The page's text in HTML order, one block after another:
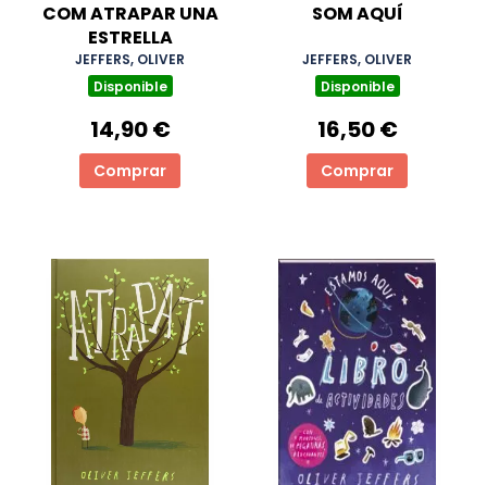
COM ATRAPAR UNA
ESTRELLA
JEFFERS, OLIVER
Disponible
14,90 €
Comprar
SOM AQUÍ
JEFFERS, OLIVER
Disponible
16,50 €
Comprar